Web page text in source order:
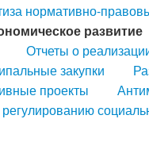
нормативно-
развитие
Отчеты о
закупки
проекты